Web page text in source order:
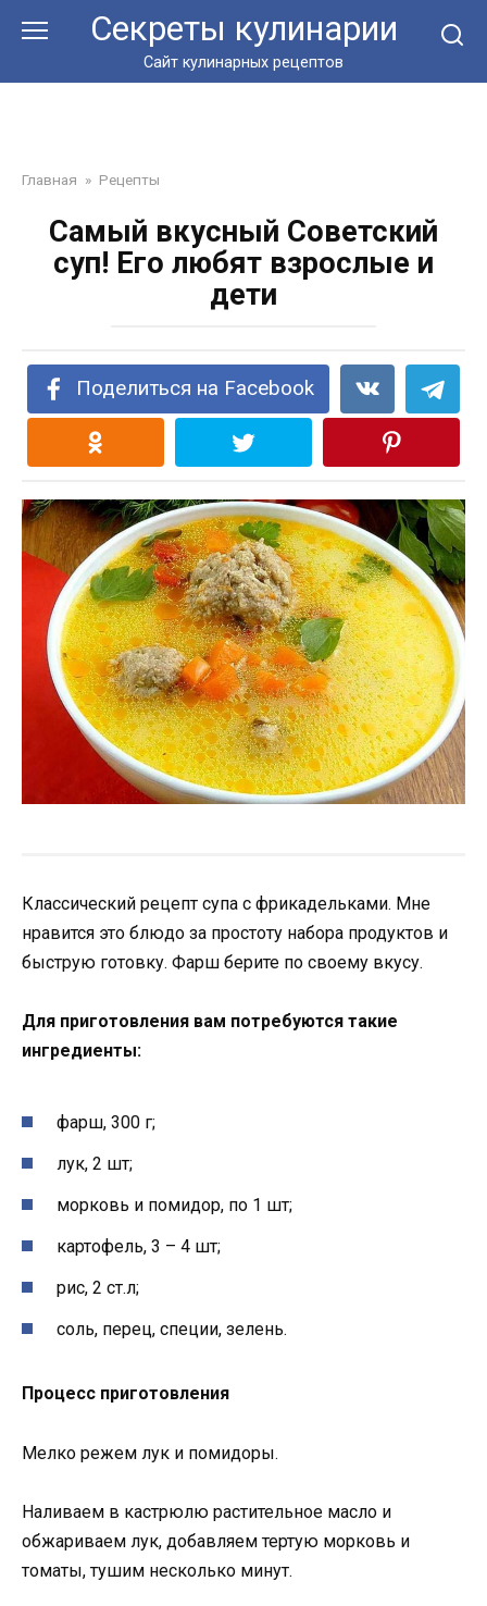
Секреты кулинарии
Сайт кулинарных рецептов
Главная » Рецепты
Самый вкусный Советский
суп! Его любят взрослые и
дети
Поделиться на Facebook
Классический рецепт супа с фрикадельками. Мне
нравится это блюдо за простоту набора продуктов и
быструю готовку. Фарш берите по своему вкусу.
Для приготовления вам потребуются такие
ингредиенты:
фарш, 300 г;
лук, 2 шт;
морковь и помидор, по 1 шт;
картофель, 3 – 4 шт;
рис, 2 ст.л;
соль, перец, специи, зелень.
Процесс приготовления
Мелко режем лук и помидоры.
Наливаем в кастрюлю растительное масло и
обжариваем лук, добавляем тертую морковь и
томаты, тушим несколько минут.